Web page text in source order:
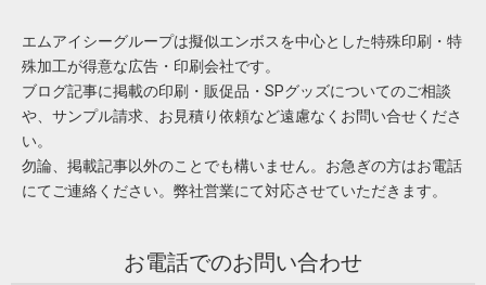
エムアイシーグループは擬似エンボスを中心とした特殊印刷・特
殊加工が得意な広告・印刷会社です。
ブログ記事に掲載の印刷・販促品・SPグッズについてのご相談
や、サンプル請求、お見積り依頼など遠慮なくお問い合せくださ
い。
勿論、掲載記事以外のことでも構いません。お急ぎの方はお電話
にてご連絡ください。弊社営業にて対応させていただきます。
お電話でのお問い合わせ